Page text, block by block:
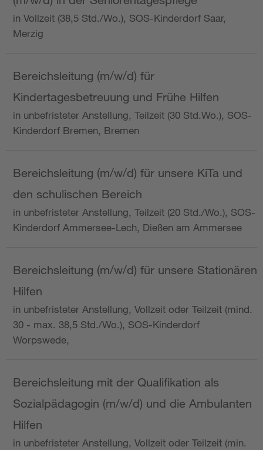
in Vollzeit (38,5 Std./Wo.), SOS-Kinderdorf Saar,
Merzig
Bereichsleitung (m/w/d) für
Kindertagesbetreuung und Frühe Hilfen
in unbefristeter Anstellung, Teilzeit (30 Std.Wo.), SOS-
Kinderdorf Bremen, Bremen
Bereichsleitung (m/w/d) für unsere KiTa und
den schulischen Bereich
in unbefristeter Anstellung, Teilzeit (20 Std./Wo.), SOS-
Kinderdorf Ammersee-Lech, Dießen am Ammersee
Bereichsleitung (m/w/d) für unsere Stationären
Hilfen
in unbefristeter Anstellung, Vollzeit oder Teilzeit (mind.
30 - max. 38,5 Std./Wo.), SOS-Kinderdorf
Worpswede,
Bereichsleitung mit der Qualifikation als
Sozialpädagogin (m/w/d) und die Ambulanten
Hilfen
in unbefristeter Anstellung, Vollzeit oder Teilzeit (min.